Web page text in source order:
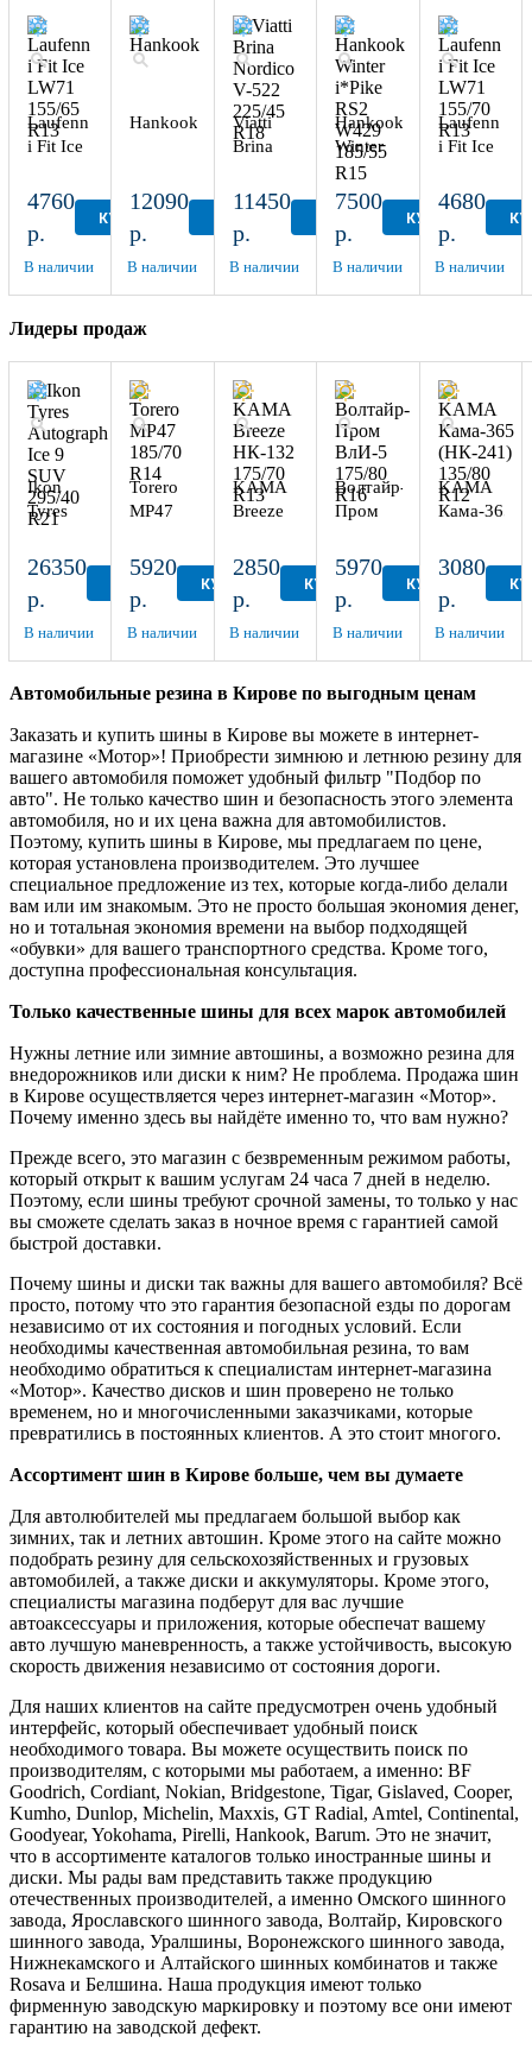
Laufenn
i Fit Ice
155/65
4760
р.
КУПИТЬ
В наличии
Hankook
12090
р.
В наличии
Viatti
Brina
V-522
R18
11450
р.
В наличии
Hankook
Winter
i*Pike
RS2
185/55
R15
7500
р.
КУПИТЬ
В наличии
Laufenn
i Fit Ice
155/70
4680
р.
В наличии
Лидеры продаж
Ikon
Tyres
Ice 9
295/40
R21
26350
р.
В наличии
Torero
MP47
R14
5920
р.
КУПИТЬ
В наличии
KAMA
Breeze
175/70
2850
р.
КУПИТЬ
В наличии
Волтайр-
Пром
175/80
5970
р.
КУПИТЬ
В наличии
KAMA
Кама-365
135/80
3080
р.
В наличии
Автомобильные резина в Кирове по выгодным ценам
Заказать и купить шины в Кирове вы можете в интернет-
магазине «Мотор»! Приобрести зимнюю и летнюю резину для
вашего автомобиля поможет удобный фильтр "Подбор по
авто". Не только качество шин и безопасность этого элемента
автомобиля, но и их цена важна для автомобилистов.
Поэтому, купить шины в Кирове, мы предлагаем по цене,
которая установлена производителем. Это лучшее
специальное предложение из тех, которые когда-либо делали
вам или им знакомым. Это не просто большая экономия денег,
но и тотальная экономия времени на выбор подходящей
«обувки» для вашего транспортного средства. Кроме того,
доступна профессиональная консультация.
Только качественные шины для всех марок автомобилей
Нужны летние или зимние автошины, а возможно резина для
внедорожников или диски к ним? Не проблема. Продажа шин
в Кирове осуществляется через интернет-магазин «Мотор».
Почему именно здесь вы найдёте именно то, что вам нужно?
Прежде всего, это магазин с безвременным режимом работы,
который открыт к вашим услугам 24 часа 7 дней в неделю.
Поэтому, если шины требуют срочной замены, то только у нас
вы сможете сделать заказ в ночное время с гарантией самой
быстрой доставки.
Почему шины и диски так важны для вашего автомобиля? Всё
просто, потому что это гарантия безопасной езды по дорогам
независимо от их состояния и погодных условий. Если
необходимы качественная автомобильная резина, то вам
необходимо обратиться к специалистам интернет-магазина
«Мотор». Качество дисков и шин проверено не только
временем, но и многочисленными заказчиками, которые
превратились в постоянных клиентов. А это стоит многого.
Ассортимент шин в Кирове больше, чем вы думаете
Для автолюбителей мы предлагаем большой выбор как
зимних, так и летних автошин. Кроме этого на сайте можно
подобрать резину для сельскохозяйственных и грузовых
автомобилей, а также диски и аккумуляторы. Кроме этого,
специалисты магазина подберут для вас лучшие
автоаксессуары и приложения, которые обеспечат вашему
авто лучшую маневренность, а также устойчивость, высокую
скорость движения независимо от состояния дороги.
Для наших клиентов на сайте предусмотрен очень удобный
интерфейс, который обеспечивает удобный поиск
необходимого товара. Вы можете осуществить поиск по
производителям, с которыми мы работаем, а именно: BF
Goodrich, Cordiant, Nokian, Bridgestone, Tigar, Gislaved, Cooper,
Kumho, Dunlop, Michelin, Maxxis, GT Radial, Amtel, Continental,
Goodyear, Yokohama, Pirelli, Hankook, Barum. Это не значит,
что в ассортименте каталогов только иностранные шины и
диски. Мы рады вам представить также продукцию
отечественных производителей, а именно Омского шинного
завода, Ярославского шинного завода, Волтайр, Кировского
шинного завода, Уралшины, Воронежского шинного завода,
Нижнекамского и Алтайского шинных комбинатов и также
Rosava и Белшина. Наша продукция имеют только
фирменную заводскую маркировку и поэтому все они имеют
гарантию на заводской дефект.